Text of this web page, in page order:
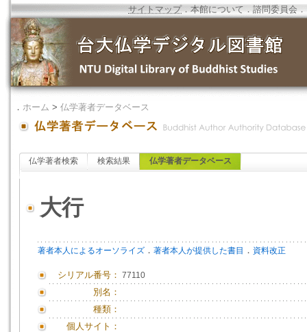
サイトマップ．本館について ．諮問委員会 ．
． ホーム > 仏学著者データベース
仏学著者検索 検索結果 仏学著者データベース
大行
著者本人によるオーソライズ ． 著者本人が提供した書目 ． 資料改正
シリアル番号： 77110
別名：
種類：
個人サイト：